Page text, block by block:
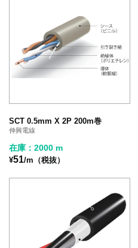
SCT 0.5mm X 2P 200m巻
伸興電線
在庫：2000 m
¥51/m（税抜）